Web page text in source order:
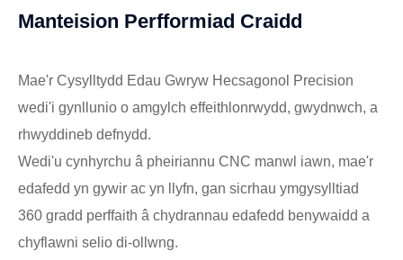
Manteision Perfformiad Craidd
Mae'r Cysylltydd Edau Gwryw Hecsagonol Precision
wedi'i gynllunio o amgylch effeithlonrwydd, gwydnwch, a
rhwyddineb defnydd.
Wedi'u cynhyrchu â pheiriannu CNC manwl iawn, mae'r
edafedd yn gywir ac yn llyfn, gan sicrhau ymgysylltiad
360 gradd perffaith â chydrannau edafedd benywaidd a
chyflawni selio di-ollwng.